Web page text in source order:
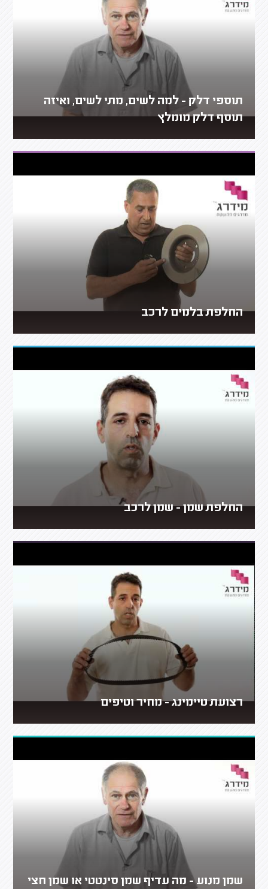
תוספי דלק - למה לשים, מתי לשים, ואיזה
תוסף דלק מומלץ
החלפת בלמים לרכב
החלפת שמן - שמן לרכב
רצועת טיימינג - מחיר וטיפים
שמן מנוע - מה עדיף שמן סינטטי או שמן חצי